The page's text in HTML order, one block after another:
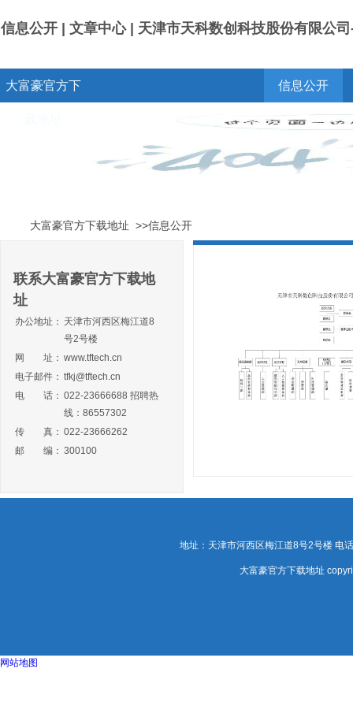
信息公开 | 文章中心 | 天津市天科数创科技股份有限公
大富豪官方下 信息公开
大富豪官方下载地址 >>信息公开
联系大富豪官方下载地
址
办公地址： 天津市河西区梅江道8
号2号楼
网 址： www.tftech.cn
电子邮件： tfkj@tftech.cn
电 话： 022-23666688 招聘热
线：86557302
传 真： 022-23666262
邮 编： 300100
地址：天津市河西区梅江道8号2号楼 电
大富豪官方下载地址
网站地图